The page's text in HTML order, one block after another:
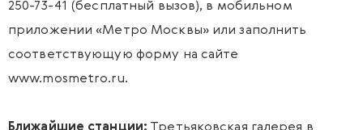
250-73-41 (бесплатный вызов), в мобильном
приложении «Метро Москвы» или заполнить
соответствующую форму на сайте
www.mosmetro.ru.